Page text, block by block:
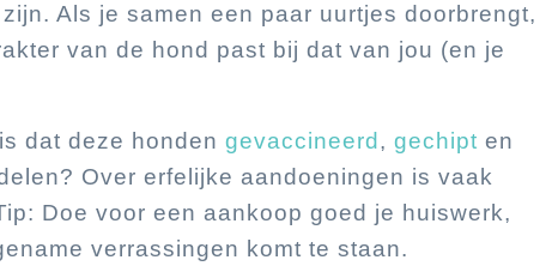
Als je samen een paar uurtjes doorbrengt,
van de hond past bij dat van jou (en je
dat deze honden gevaccineerd , gechipt en
Over erfelijke aandoeningen is vaak
Doe voor een aankoop goed je huiswerk,
verrassingen komt te staan.